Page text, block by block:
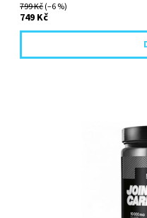
799 Kč(–6 %)
749 Kč
Komplexní kloubní výživa